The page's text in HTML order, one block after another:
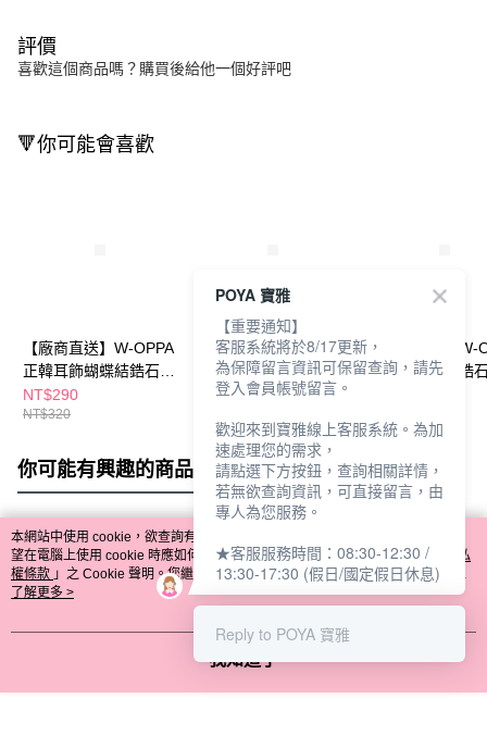
評價
喜歡這個商品嗎？購買後給他一個好評吧
🔻你可能會喜歡
【廠商直送】W-OPPA
正韓耳飾蝴蝶結鋯石圈
圈-銀
NT$290
NT$320
【廠商直送】W-OPPA
正韓耳飾鋯石-銀
NT$290
【廠商直送】W-
正韓耳飾流線鋯
你可能有興趣的商品 全站排行
熱門標籤
本網站中使用 cookie，欲查詢有關本網站使用 cookie 方式之詳情，及若您不希
望在電腦上使用 cookie 時應如何變更電腦的 cookie 設定，請參閱本網站「
隱私
權條款 」之 Cookie 聲明。您繼續使用本網站即表示您同意本公司得按本網站使
用條款之 Cookie 聲明使用 cookie。
了解更多 >
我知道了
POYA 寶雅
【重要通知】
客服系統將於8/17更新，
為保障留言資訊可保留查詢，請先
登入會員帳號留言。
歡迎來到寶雅線上客服系統。為加
速處理您的需求，
請點選下方按鈕，查詢相關詳情，
若無欲查詢資訊，可直接留言，由
專人為您服務。
★客服服務時間：08:30-12:30 /
13:30-17:30 (假日/國定假日休息)
Reply to POYA 寶雅